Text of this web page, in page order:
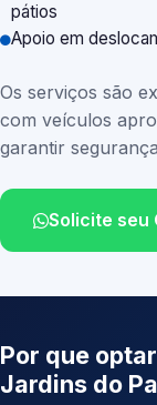
pátios
Apoio em
Os serviços são
com veículos
garantir
Solicite seu
Por que
Jardins do